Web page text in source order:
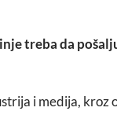
treba da
i medija, kroz